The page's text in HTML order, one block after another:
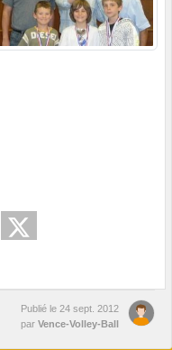
Publié le 24 sept. 2012
par Vence-Volley-Ball